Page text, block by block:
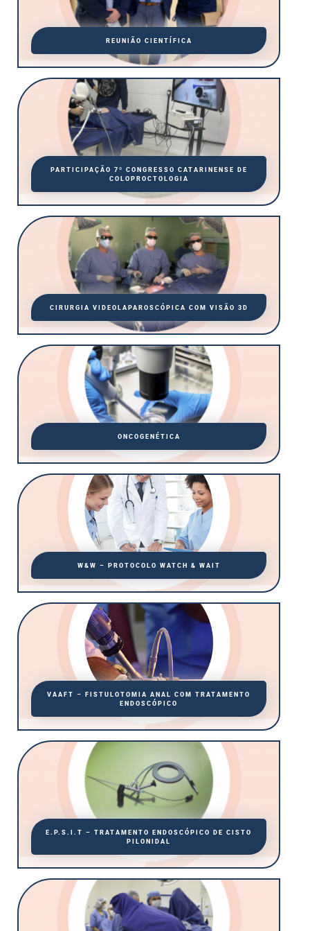
REUNIÃO CIENTÍFICA
PARTICIPAÇÃO 7º CONGRESSO CATARINENSE DE
COLOPROCTOLOGIA
CIRURGIA VIDEOLAPAROSCÓPICA COM VISÃO 3D
ONCOGENÉTICA
W&W – PROTOCOLO WATCH & WAIT
VAAFT – FISTULOTOMIA ANAL COM TRATAMENTO
ENDOSCÓPICO
E.P.S.I.T – TRATAMENTO ENDOSCÓPICO DE CISTO
PILONIDAL